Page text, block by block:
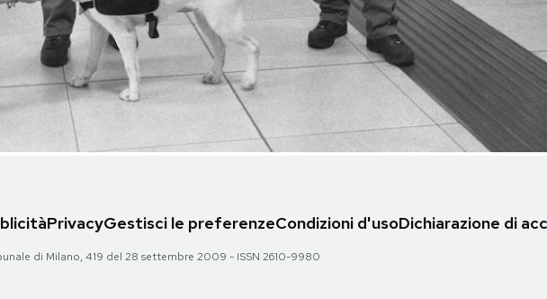
PrivacyGestisci le preferenzeCondizioni d'usoDichiarazione di
di Milano, 419 del 28 settembre 2009 - ISSN 2610-9980